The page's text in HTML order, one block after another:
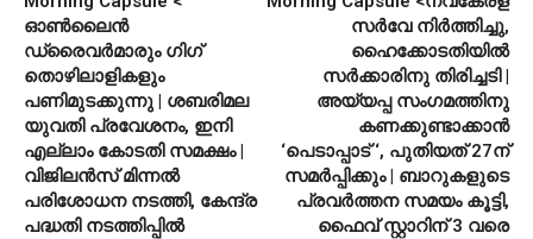
ഓൺലൈൻ
ഡ്രൈവർമാരും ഗിഗ്
തൊഴിലാളികളും
പണിമുടക്കുന്നു | ശബരിമല
യുവതി പ്രവേശനം, ഇനി
എല്ലാം കോടതി സമക്ഷം |
വിജിലൻസ് മിന്നൽ
പരിശോധന നടത്തി, കേന്ദ്ര
പദ്ധതി നടത്തിപ്പിൽ
സർവേ നിർത്തിച്ചു,
ഹൈക്കോടതിയിൽ
സർക്കാരിനു തിരിച്ചടി |
അയ്യപ്പ സംഗമത്തിനു
കണക്കുണ്ടാക്കാൻ
‘പെടാപ്പാട് ‘, പുതിയത് 27ന്
സമർപ്പിക്കും | ബാറുകളുടെ
പ്രവർത്തന സമയം കൂട്ടി,
ഫൈവ് സ്റ്റാറിന് 3 വരെ